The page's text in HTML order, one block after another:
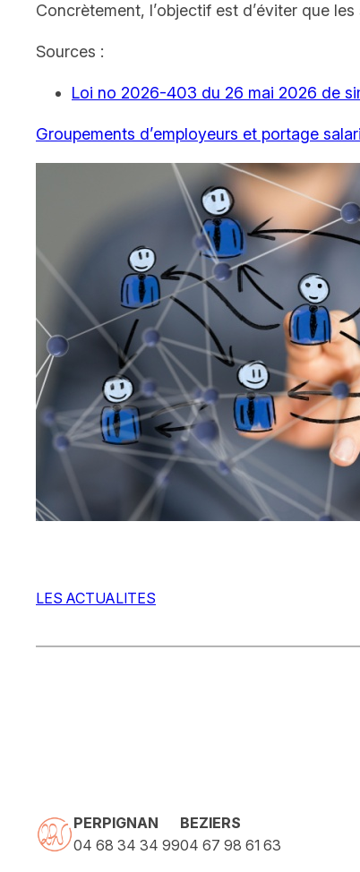
Concrètement, l’objectif est d’éviter que
Sources :
Loi no 2026-403 du 26 mai 2026 de
Groupements d’employeurs et portage
LES ACTUALITES
PERPIGNAN
04 68 34 34 99
BEZIERS
04 67 98 61 63